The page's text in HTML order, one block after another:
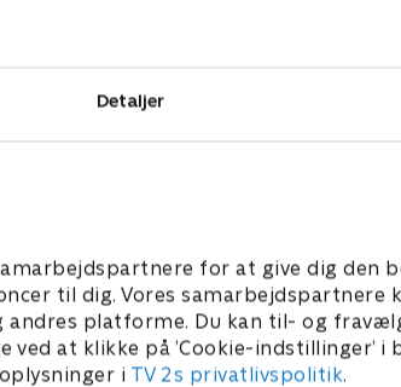
Detaljer
for at give dig den
til dig. Vores samarbejdspartnere
platforme. Du kan til- og
at klikke på ’Cookie-indstillinger’ i
i TV 2s privatlivspolitik.
Hun
og
hvordan eller hvorfra. Men